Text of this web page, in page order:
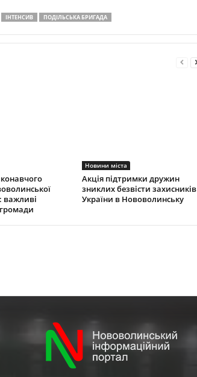
ІНТЕНСИВ ПОДІЛЬСЬКА БРИГАДА
важливі
Новини міста
Акція підтримки дружин
зниклих безвісти захисників
України в Нововолинську